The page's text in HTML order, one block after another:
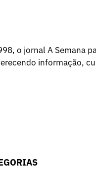
o jornal A Semana
informação,